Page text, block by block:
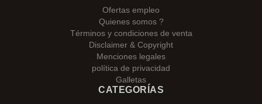
Ofertas empleo
Quienes somos ?
Términos y condiciones de venta
Disclaimer & Copyright
Menciones legales
política de privacidad
Galletas
CATEGORÍAS